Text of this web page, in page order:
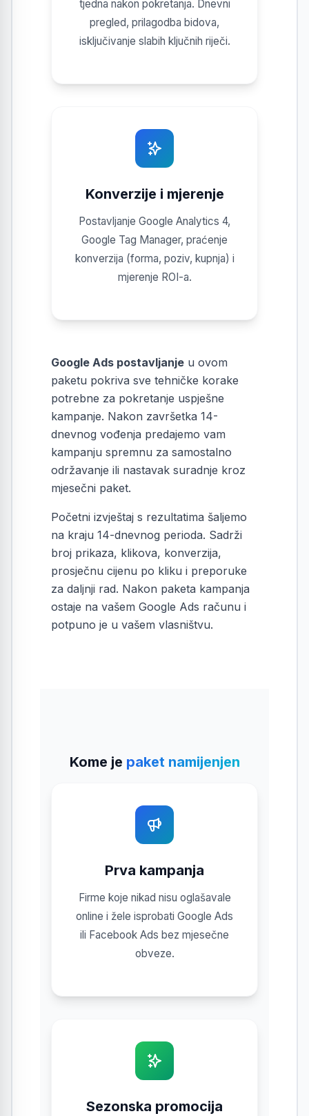
tjedna nakon pokretanja. Dnevni
pregled, prilagodba bidova,
isključivanje slabih ključnih riječi.
Konverzije i mjerenje
Postavljanje Google Analytics 4,
Google Tag Manager, praćenje
konverzija (forma, poziv, kupnja) i
mjerenje ROI-a.
Google Ads postavljanje u ovom
paketu pokriva sve tehničke korake
potrebne za pokretanje uspješne
kampanje. Nakon završetka 14-
dnevnog vođenja predajemo vam
kampanju spremnu za samostalno
održavanje ili nastavak suradnje kroz
mjesečni paket.
Početni izvještaj s rezultatima šaljemo
na kraju 14-dnevnog perioda. Sadrži
broj prikaza, klikova, konverzija,
prosječnu cijenu po kliku i preporuke
za daljnji rad. Nakon paketa kampanja
ostaje na vašem Google Ads računu i
potpuno je u vašem vlasništvu.
Kome je paket namijenjen
Prva kampanja
Firme koje nikad nisu oglašavale
online i žele isprobati Google Ads
ili Facebook Ads bez mjesečne
obveze.
Sezonska promocija